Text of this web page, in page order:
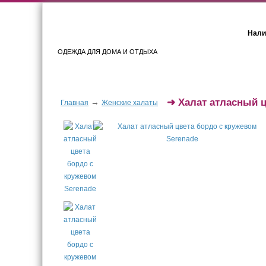
ОДЕЖДА ДЛЯ ДОМА И ОТДЫХА
Главная → Женские халаты ➜ Халат атласный